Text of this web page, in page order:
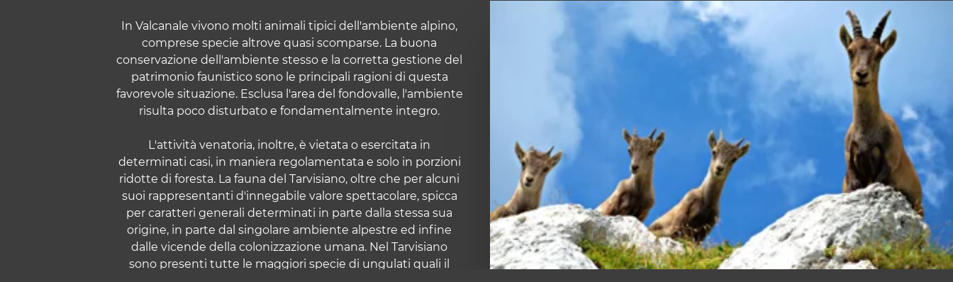
In Valcanale vivono molti animali tipici dell'ambiente alpino,
comprese specie altrove quasi scomparse. La buona
conservazione dell'ambiente stesso e la corretta gestione del
patrimonio faunistico sono le principali ragioni di questa
favorevole situazione. Esclusa l'area del fondovalle, l'ambiente
risulta poco disturbato e fondamentalmente integro.
L'attività venatoria, inoltre, è vietata o esercitata in
determinati casi, in maniera regolamentata e solo in porzioni
ridotte di foresta. La fauna del Tarvisiano, oltre che per alcuni
suoi rappresentanti d'innegabile valore spettacolare, spicca
per caratteri generali determinati in parte dalla stessa sua
origine, in parte dal singolare ambiente alpestre ed infine
dalle vicende della colonizzazione umana. Nel Tarvisiano
sono presenti tutte le maggiori specie di ungulati quali il